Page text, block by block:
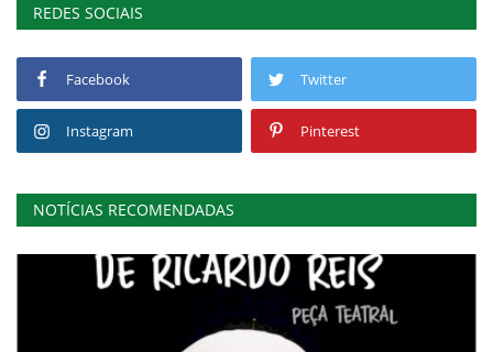
REDES SOCIAIS
Facebook Twitter
Instagram Pinterest
NOTÍCIAS RECOMENDADAS